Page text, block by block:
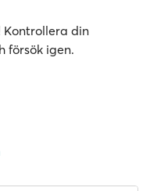
Kontrollera din
försök igen.